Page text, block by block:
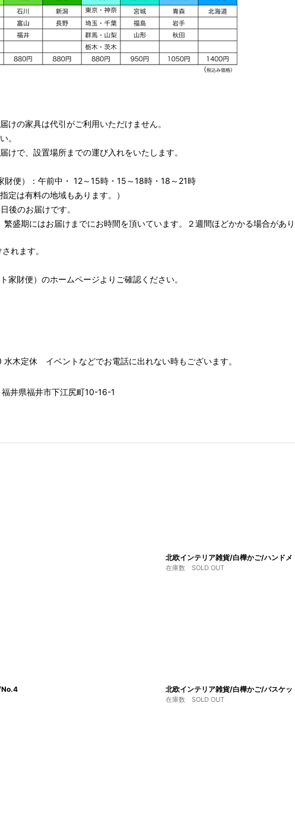
けの家具は代引がご利用いただけません。
。
けで、設置場所までの運び入れをいたします。
財便）：午前中・ 12～15時・15～18時・18～21時
定は有料の地域もあります。）
後のお届けです。
盛期にはお届けまでにお時間を頂いています。２週間ほどかかる場合があり
れます。
家財便） のホームページよりご確認ください。
木定休 イベントなどでお電話に出れない時もございます。
井県福井市下江尻町10-16-1
北欧インテリア雑貨/白樺かご/ハンド
在庫数 SOLD OUT
No.4 北欧インテリア雑貨/白樺かご/バスケ
在庫数 SOLD OUT